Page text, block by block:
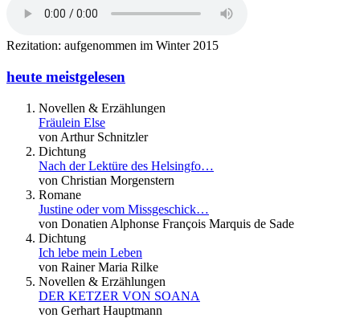
Rezitation: aufgenommen im Winter 2015
heute meistgelesen
Novellen & Erzählungen
Fräulein Else
von Arthur Schnitzler
Dichtung
Nach der Lektüre des Helsingfo…
von Christian Morgenstern
Romane
Justine oder vom Missgeschick…
von Donatien Alphonse François Marquis de Sade
Dichtung
Ich lebe mein Leben
von Rainer Maria Rilke
Novellen & Erzählungen
DER KETZER VON SOANA
von Gerhart Hauptmann